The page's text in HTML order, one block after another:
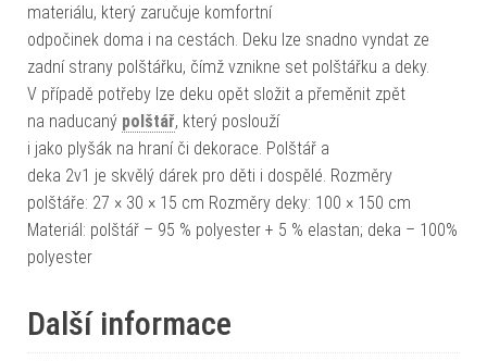
materiálu, který zaručuje komfortní
odpočinek doma i na cestách. Deku lze snadno vyndat ze
zadní strany polštářku, čímž vznikne set polštářku a deky.
V případě potřeby lze deku opět složit a přeměnit zpět
na naducaný polštář, který poslouží
i jako plyšák na hraní či dekorace. Polštář a
deka 2v1 je skvělý dárek pro děti i dospělé. Rozměry
polštáře: 27 × 30 × 15 cm Rozměry deky: 100 × 150 cm
Materiál: polštář – 95 % polyester + 5 % elastan; deka – 100%
polyester
Další informace